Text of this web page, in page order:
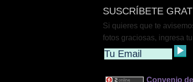
SUSCRÍBETE
Si quieres que te
fotos graciosas, ingresa
Convenio